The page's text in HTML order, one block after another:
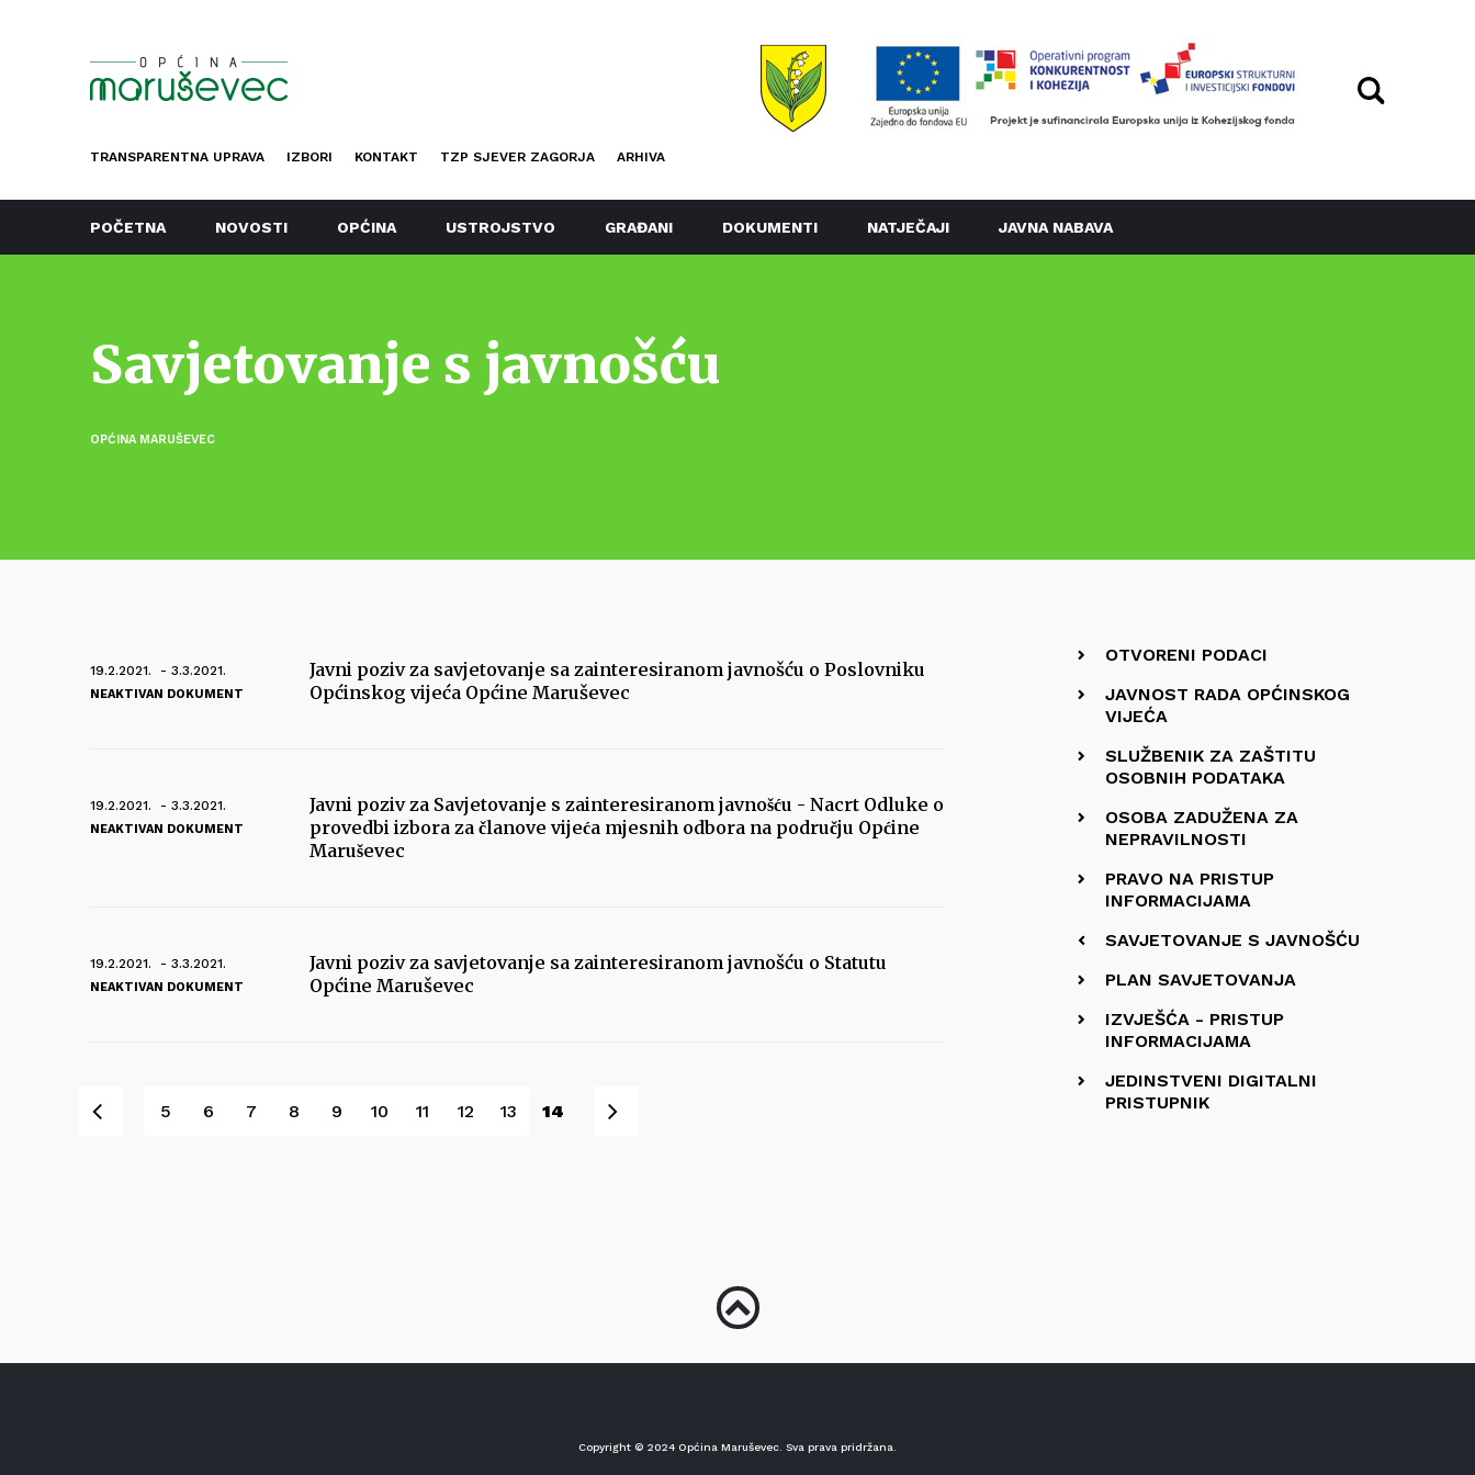
TRANSPARENTNA UPRAVA IZBORI KONTAKT TZP SJEVER ZAGORJA ARHIVA
POČETNA NOVOSTI OPĆINA USTROJSTVO GRAĐANI DOKUMENTI NATJEČAJI JAVNA NABAVA
Savjetovanje s javnošću
OPĆINA MARUŠEVEC
19.2.2021. - 3.3.2021.
NEAKTIVAN DOKUMENT
Javni poziv za savjetovanje sa zainteresiranom javnošću o Poslovniku
Općinskog vijeća Općine Maruševec
19.2.2021. - 3.3.2021.
NEAKTIVAN DOKUMENT
Javni poziv za Savjetovanje s zainteresiranom javnošću - Nacrt Odluke o
provedbi izbora za članove vijeća mjesnih odbora na području Općine
Maruševec
19.2.2021. - 3.3.2021.
NEAKTIVAN DOKUMENT
Javni poziv za savjetovanje sa zainteresiranom javnošću o Statutu
Općine Maruševec
5 6 7 8 9 10 11 12 13 14
OTVORENI PODACI
JAVNOST RADA OPĆINSKOG
VIJEĆA
SLUŽBENIK ZA ZAŠTITU
OSOBNIH PODATAKA
OSOBA ZADUŽENA ZA
NEPRAVILNOSTI
PRAVO NA PRISTUP
INFORMACIJAMA
SAVJETOVANJE S JAVNOŠĆU
PLAN SAVJETOVANJA
IZVJEŠĆA - PRISTUP
INFORMACIJAMA
JEDINSTVENI DIGITALNI
PRISTUPNIK
Copyright © 2024 Općina Maruševec. Sva prava pridržana.